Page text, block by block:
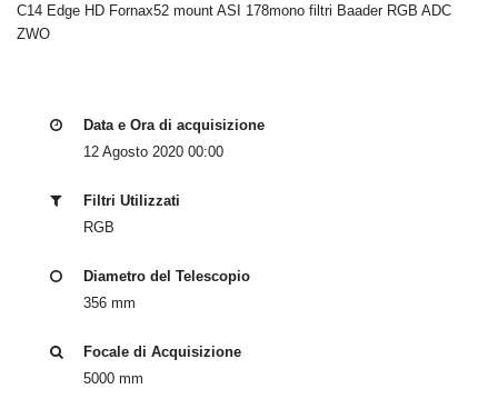
C14 Edge HD Fornax52 mount ASI 178mono filtri Baader RGB ADC
ZWO
Data e Ora di acquisizione
12 Agosto 2020 00:00
Filtri Utilizzati
RGB
Diametro del Telescopio
356 mm
Focale di Acquisizione
5000 mm